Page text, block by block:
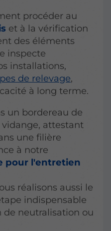
procéder au
et à la vérification
des éléments
inspecte
installations,
de relevage,
à long terme.
un bordereau de
attestant
une filière
à notre
pour l'entretien
réalisons aussi le
indispensable
neutralisation ou